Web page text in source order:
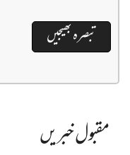
مقبول خبریں